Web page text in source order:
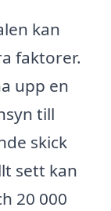
kan
faktorer.
upp en
till
skick
sett kan
20 000